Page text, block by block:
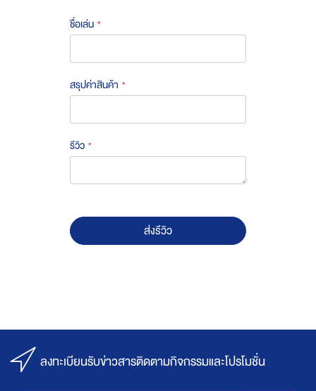
ชื่อเล่น
สรุปค่าสินค้า
รีวิว
ส่งรีวิว
ลงทะเบียนรับข่าวสารติดตามกิจกรรมและโปรโมชั่น